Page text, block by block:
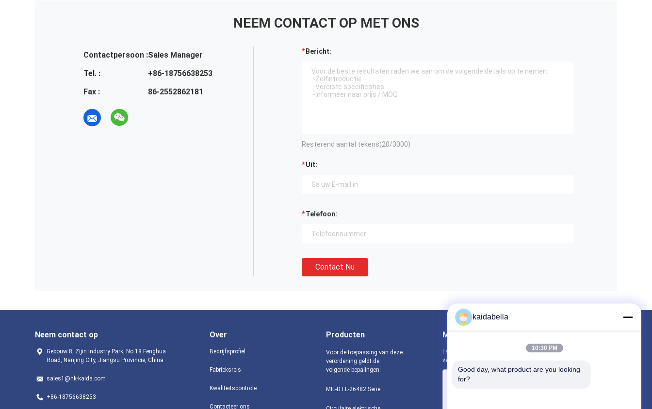
NEEM CONTACT OP MET ONS
Contactpersoon :Sales Manager
Tel. :
+86-18756638253
Fax :
86-2552862181
Bericht:
Resterend aantal tekens(20/3000)
Uit:
Telefoon:
Contact Nu
Neem contact op
Gebouw 8, Zijin Industry Park, No.18 Fenghua
Road, Nanjing City, Jiangsu Provincie, China
sales1@hk-kaida.com
+86-18756638253
Over
Bedrijfsprofiel
Fabrieksreis
Kwaliteitscontrole
Contacteer ons
Producten
Voor de toepassing van deze
verordening geldt de
volgende bepalingen:
MIL-DTL-26482 Serie
Mail ons
Laat ons uw vereiste weten. We zullen de beste producten met u
verbinden.
kaidabella
10:30 PM
Good day, what product are you looking
for?